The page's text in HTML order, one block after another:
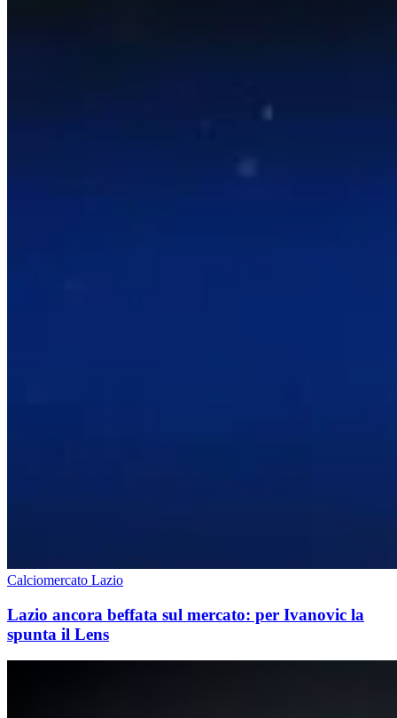
Calciomercato Lazio
Lazio ancora beffata sul mercato: per Ivanovic la
spunta il Lens